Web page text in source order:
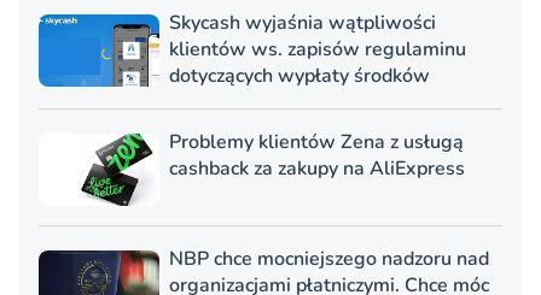
Skycash wyjaśnia wątpliwości
klientów ws. zapisów regulaminu
dotyczących wypłaty środków
Problemy klientów Zena z usługą
cashback za zakupy na AliExpress
NBP chce mocniejszego nadzoru nad
organizacjami płatniczymi. Chce móc